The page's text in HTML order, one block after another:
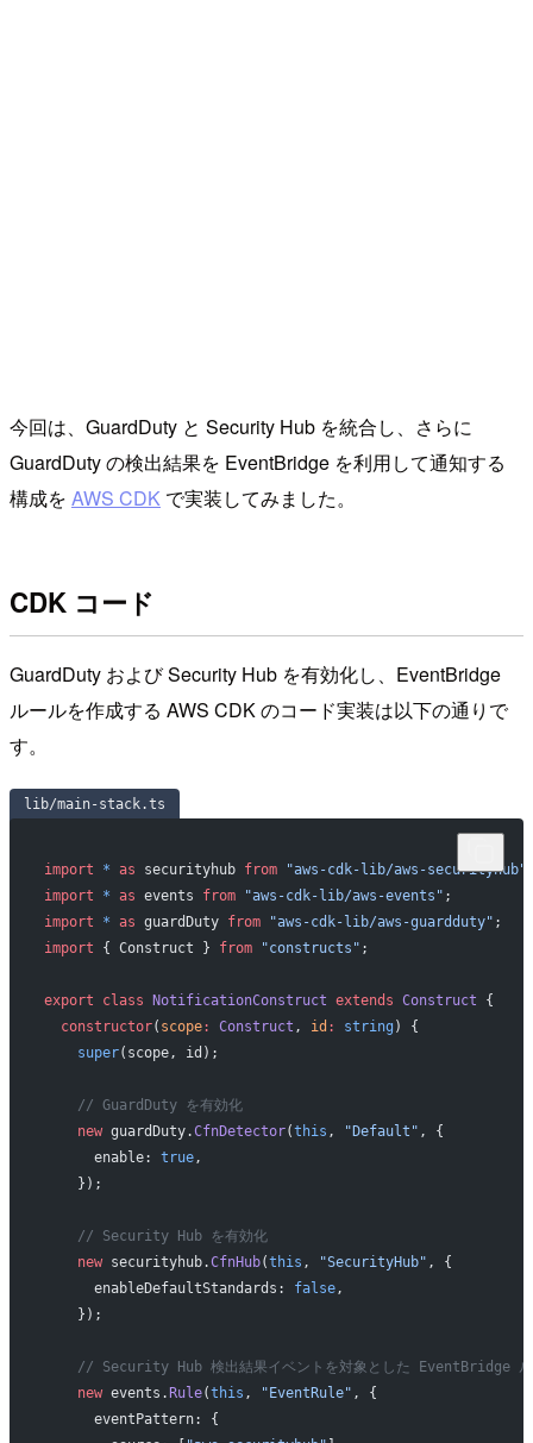
今回は、GuardDuty と Security Hub を統合し、さらに
GuardDuty の検出結果を EventBridge を利用して通知する
構成を AWS CDK で実装してみました。
CDK コード
GuardDuty および Security Hub を有効化し、EventBridge
ルールを作成する AWS CDK のコード実装は以下の通りで
す。
lib/main-stack.ts
import * as securityhub from "aws-cdk-lib/aws-securityhub"
import * as events from "aws-cdk-lib/aws-events" ;
import * as guardDuty from "aws-cdk-lib/aws-guardduty" ;
import { Construct } from "constructs" ;
export class NotificationConstruct extends Construct {
  constructor
( scope: Construct , id : string ) {
    super
(scope, id);
    // GuardDuty を有効化
    new
guardDuty.CfnDetector(this , "Default" , {
      enable:
true,
    });
    // Security Hub を有効化
    new
securityhub.CfnHub(this , "SecurityHub" , {
      enableDefaultStandards:
false,
    });
// Security Hub 検出結果イベントを対象とした EventBridge ル
    new
events. Rule(this , "EventRule" , {
      eventPattern: {